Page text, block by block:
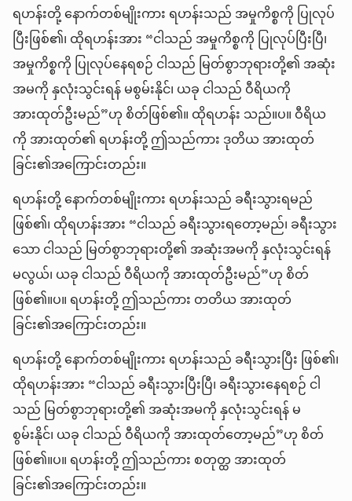
ရဟန်းတို့ နောက်တစ်မျိုးကား ရဟန်းသည် အမှုကိစ္စကို ပြုလုပ်
ပြီးဖြစ်၏၊ ထိုရဟန်းအား “ငါသည် အမှုကိစ္စကို ပြုလုပ်ပြီးပြီ၊
အမှုကိစ္စကို ပြုလုပ်နေရစဉ် ငါသည် မြတ်စွာဘုရားတို့၏ အဆုံး
အမကို နှလုံးသွင်းရန် မစွမ်းနိုင်၊ ယခု ငါသည် ဝီရိယကို
အားထုတ်ဦးမည်”ဟု စိတ်ဖြစ်၏။ ထိုရဟန်း သည်။ပ။ ဝီရိယ
ကို အားထုတ်၏ ရဟန်းတို့ ဤသည်ကား ဒုတိယ အားထုတ်
ခြင်း၏အကြောင်းတည်း။
ရဟန်းတို့ နောက်တစ်မျိုးကား ရဟန်းသည် ခရီးသွားရမည်
ဖြစ်၏၊ ထိုရဟန်းအား “ငါသည် ခရီးသွားရတော့မည်၊ ခရီးသွား
သော ငါသည် မြတ်စွာဘုရားတို့၏ အဆုံးအမကို နှလုံးသွင်းရန်
မလွယ်၊ ယခု ငါသည် ဝီရိယကို အားထုတ်ဦးမည်”ဟု စိတ်
ဖြစ်၏။ပ။ ရဟန်းတို့ ဤသည်ကား တတိယ အားထုတ်
ခြင်း၏အကြောင်းတည်း။
ရဟန်းတို့ နောက်တစ်မျိုးကား ရဟန်းသည် ခရီးသွားပြီး ဖြစ်၏၊
ထိုရဟန်းအား “ငါသည် ခရီးသွားပြီးပြီ၊ ခရီးသွားနေရစဉ် ငါ
သည် မြတ်စွာဘုရားတို့၏ အဆုံးအမကို နှလုံးသွင်းရန် မ
စွမ်းနိုင်၊ ယခု ငါသည် ဝီရိယကို အားထုတ်တော့မည်”ဟု စိတ်
ဖြစ်၏။ပ။ ရဟန်းတို့ ဤသည်ကား စတုတ္ထ အားထုတ်
ခြင်း၏အကြောင်းတည်း။